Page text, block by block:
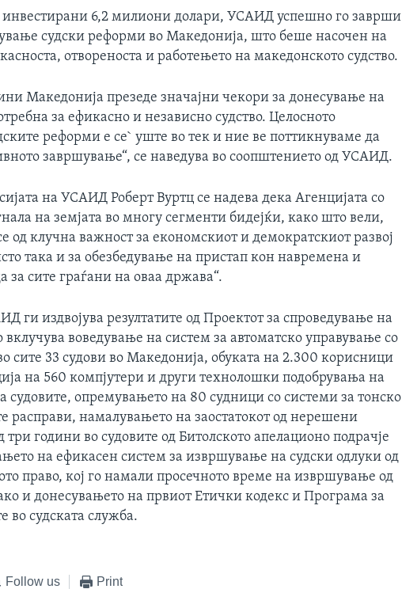
6,2 милиони долари, УСАИД успешно го заврши
судски реформи во Македонија, што беше насочен на
отвореноста и работењето на македонското судство.
Македонија презеде значајни чекори за донесување на
за ефикасно и независно судство. Целосното
реформи е се` уште во тек и ние ве поттикнуваме да
завршување“, се наведува во соопштението од УСАИД.
на УСАИД Роберт Вуртц се надева дека Агенцијата со
на земјата во многу сегменти бидејќи, како што вели,
од клучна важност за економскиот и демократскиот развој
така и за обезбедување на пристап кон навремена и
за сите граѓани на оваа држава“.
ги издвојува резултатите од Проектот за спроведување на
воведување на систем за автоматско управување со
сите 33 судови во Македонија, обуката на 2.300 корисници
на 560 компјутери и други технолошки подобрувања на
судовите, опремувањето на 80 судници со системи за тонско
расправи, намалувањето на заостатокот од нерешени
години во судовите од Битолското апелационо подрачје
на ефикасен систем за извршување на судски одлуки од
право, кој го намали просечното време на извршување од
и донесувањето на првиот Етички кодекс и Програма за
во судската служба.
Follow us Print